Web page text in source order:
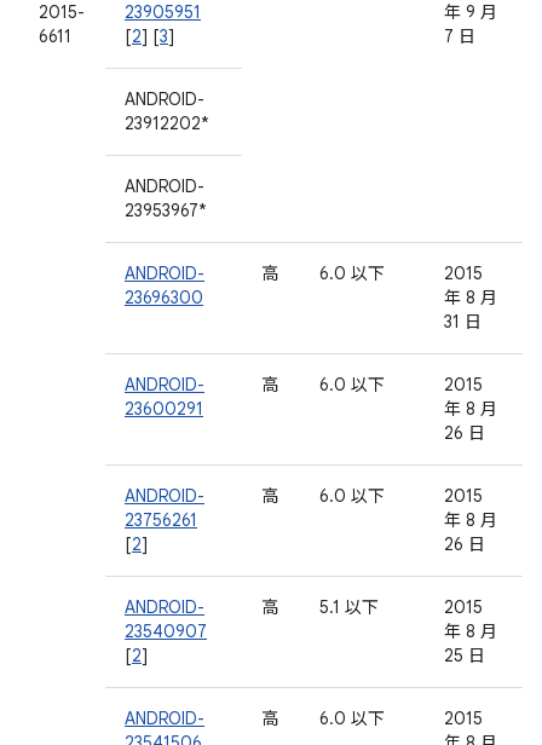
2015-
6611
23905951
[2] [3]
年 9 月
7 日
ANDROID-
23912202*
ANDROID-
23953967*
ANDROID-
23696300
高 6.0 以下
2015
年 8 月
31 日
ANDROID-
23600291
高 6.0 以下
2015
年 8 月
26 日
ANDROID-
23756261
[2]
高 6.0 以下
2015
年 8 月
26 日
ANDROID-
23540907
[2]
高 5.1 以下
2015
年 8 月
25 日
ANDROID-
高 6.0 以下
2015